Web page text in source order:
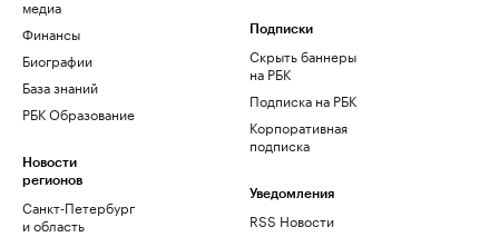
медиа
Финансы
Биографии
База знаний
РБК Образование
Новости
регионов
Санкт-Петербург
и область
Подписки
Скрыть баннеры
на РБК
Подписка на РБК
Корпоративная
подписка
Уведомления
RSS Новости